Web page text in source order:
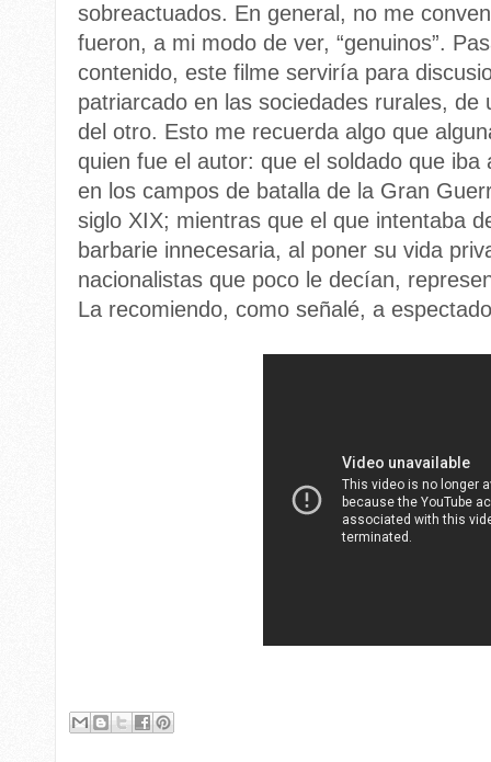
sobreactuados. En general, no me
fueron, a mi modo de ver, “genuinos”.
contenido, este filme serviría para
patriarcado en las sociedades rurales,
del otro. Esto me recuerda algo que
quien fue el autor: que el soldado que
en los campos de batalla de la Gran
siglo XIX; mientras que el que intentaba
barbarie innecesaria, al poner su vida
nacionalistas que poco le decían,
La recomiendo, como señalé, a